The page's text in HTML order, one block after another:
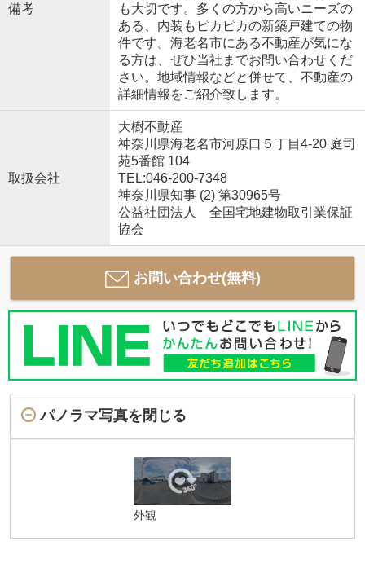
備考
も大切です。多くの方から高いニーズの
ある、内装もピカピカの新築戸建ての物
件です。海老名市にある不動産が気にな
る方は、ぜひ当社までお問い合わせくだ
さい。地域情報などと併せて、不動産の
詳細情報をご紹介致します。
取扱会社
大樹不動産
神奈川県海老名市河原口５丁目4-20 庭司
苑5番館 104
TEL:046-200-7348
神奈川県知事 (2) 第30965号
公益社団法人 全国宅地建物取引業保証
協会
お問い合わせ(無料)
パノラマ写真を閉じる
外観